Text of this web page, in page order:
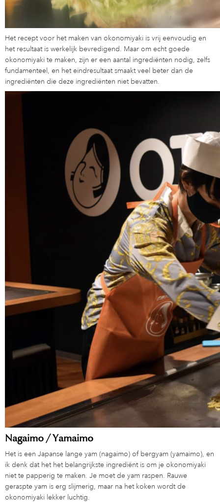
Het recept voor het maken van okonomiyaki is vrij eenvoudig en
het resultaat is werkelijk bevredigend. Maar om echt goede
okonomiyaki te maken, zijn er een aantal ingrediënten nodig, zelfs
fundamenteel, en het eindresultaat smaakt veel beter dan de
ingrediënten die deze ingrediënten niet bevatten.
Nagaimo / Yamaimo
Het is een Japanse lange yam (nagaimo) of bergyam (yamaimo), en
ik denk dat het het belangrijkste ingrediënt is om je okonomiyaki
niet te papperig te maken. Je moet de yam raspen. Rauwe
geraspte yam is erg slijmerig, maar na het koken wordt de
okonomiyaki lekker luchtig.